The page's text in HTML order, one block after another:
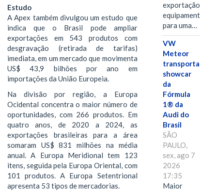
Estudo
A Apex também divulgou um estudo que
indica que o Brasil pode ampliar
exportações em 543 produtos com
desgravação (retirada de tarifas)
imediata, em um mercado que movimenta
US$ 43,9 bilhões por ano em
importações da União Europeia.
Na divisão por região, a Europa
Ocidental concentra o maior número de
oportunidades, com 266 produtos. Em
quatro anos, de 2020 a 2024, as
exportações brasileiras para a área
somaram US$ 831 milhões na média
anual. A Europa Meridional tem 123
itens, seguida pela Europa Oriental, com
101 produtos. A Europa Setentrional
apresenta 53 tipos de mercadorias.
exportação de
equipamentos
para uma…
VW
Meteor
transporta
showcar
da
Fórmula
1® da
Audi do
Brasil
SÃO
PAULO,
sex, ago 7
2026
17:35
Maior